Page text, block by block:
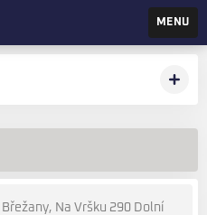
MENU
Břežany, Na Vršku 290 Dolní